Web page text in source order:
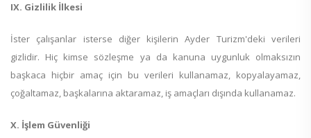
IX. Gizlilik İlkesi
İster çalışanlar isterse diğer kişilerin Ayder Turizm'deki verileri
gizlidir. Hiç kimse sözleşme ya da kanuna uygunluk olmaksızın
başkaca hiçbir amaç için bu verileri kullanamaz, kopyalayamaz,
çoğaltamaz, başkalarına aktaramaz, iş amaçları dışında kullanamaz.
X. İşlem Güvenliği